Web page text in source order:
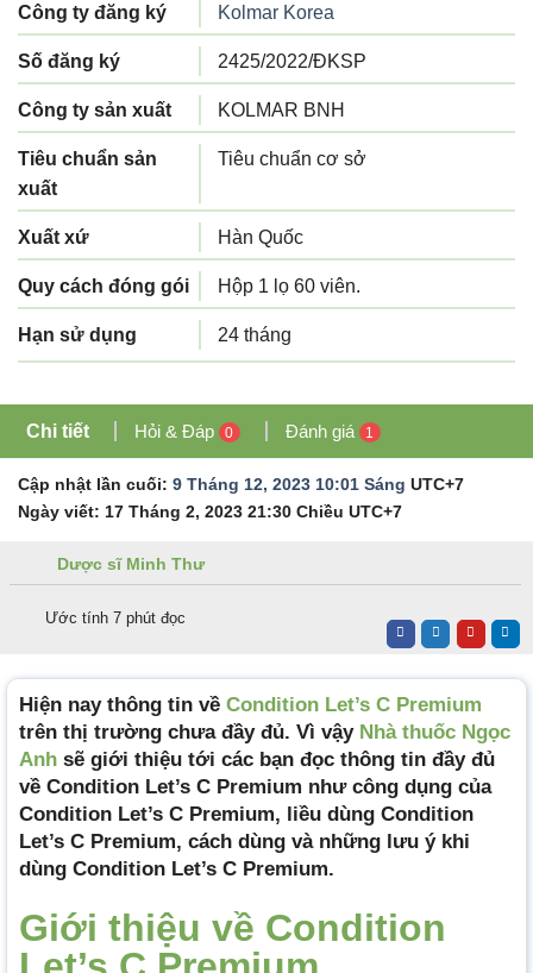
Công ty đăng ký Kolmar Korea
Số đăng ký 2425/2022/ĐKSP
Công ty sản xuất KOLMAR BNH
Tiêu chuẩn sản
xuất
Tiêu chuẩn cơ sở
Xuất xứ Hàn Quốc
Quy cách đóng gói Hộp 1 lọ 60 viên.
Hạn sử dụng 24 tháng
Chi tiết Hỏi & Đáp 0 Đánh giá 1
Cập nhật lần cuối: 9 Tháng 12, 2023 10:01 Sáng UTC+7
Ngày viết: 17 Tháng 2, 2023 21:30 Chiều UTC+7
Dược sĩ Minh Thư
Ước tính 7 phút đọc
Hiện nay thông tin về Condition Let’s C Premium
trên thị trường chưa đầy đủ. Vì vậy Nhà thuốc Ngọc
Anh sẽ giới thiệu tới các bạn đọc thông tin đầy đủ
về Condition Let’s C Premium như công dụng của
Condition Let’s C Premium, liều dùng Condition
Let’s C Premium, cách dùng và những lưu ý khi
dùng Condition Let’s C Premium.
Giới thiệu về Condition